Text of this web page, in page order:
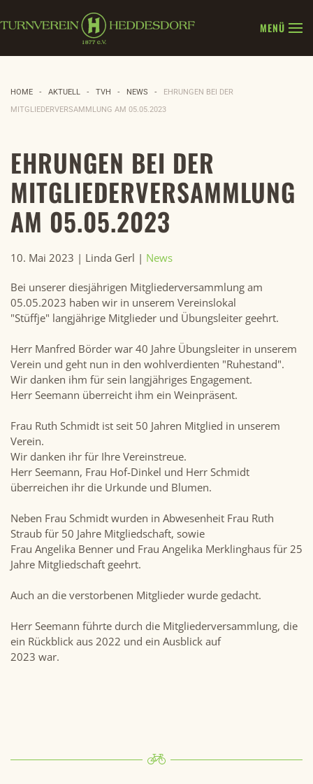
Zum Hauptinhalt springen
MENÜ
HOME AKTUELL TVH NEWS
EHRUNGEN BEI DER
MITGLIEDERVERSAMMLUNG AM 05.05.2023
EHRUNGEN BEI DER
MITGLIEDERVERSAMMLUNG
AM 05.05.2023
10. Mai 2023 | Linda Gerl | News
Bei unserer diesjährigen Mitgliederversammlung am
05.05.2023 haben wir in unserem Vereinslokal
"Stüffje" langjährige Mitglieder und Übungsleiter geehrt.
Herr Manfred Börder war 40 Jahre Übungsleiter in unserem
Verein und geht nun in den wohlverdienten "Ruhestand".
Wir danken ihm für sein langjähriges Engagement.
Herr Seemann überreicht ihm ein Weinpräsent.
Frau Ruth Schmidt ist seit 50 Jahren Mitglied in unserem
Verein.
Wir danken ihr für Ihre Vereinstreue.
Herr Seemann, Frau Hof-Dinkel und Herr Schmidt
überreichen ihr die Urkunde und Blumen.
Neben Frau Schmidt wurden in Abwesenheit Frau Ruth
Straub für 50 Jahre Mitgliedschaft, sowie
Frau Angelika Benner und Frau Angelika Merklinghaus für 25
Jahre Mitgliedschaft geehrt.
Auch an die verstorbenen Mitglieder wurde gedacht.
Herr Seemann führte durch die Mitgliederversammlung, die
ein Rückblick aus 2022 und ein Ausblick auf
2023 war.